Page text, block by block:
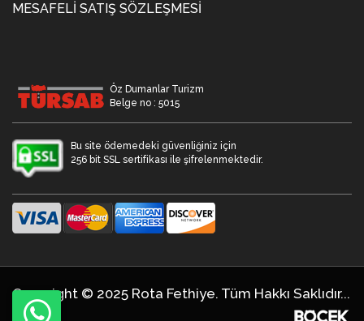
MESAFELI SATIŞ SÖZLEŞMESI
Öz Dumanlar Turizm
Belge no : 5015
Bu site ödemedeki güvenliğiniz için
256 bit SSL sertifikası ile şifrelenmektedir.
Copyright © 2025 Rota Fethiye. Tüm Hakkı Saklıdır...